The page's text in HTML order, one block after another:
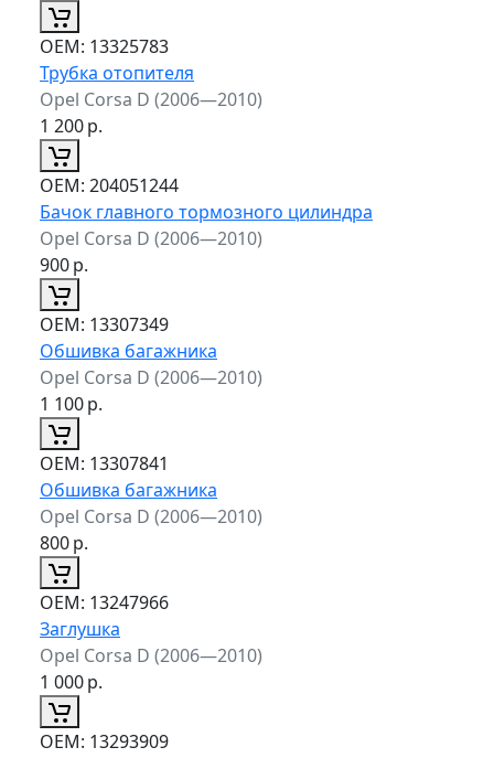
ОЕМ: 13325783
Трубка отопителя
Opel Corsa D (2006—2010)
1 200р.
ОЕМ: 204051244
Бачок главного тормозного цилиндра
Opel Corsa D (2006—2010)
900р.
ОЕМ: 13307349
Обшивка багажника
Opel Corsa D (2006—2010)
1 100р.
ОЕМ: 13307841
Обшивка багажника
Opel Corsa D (2006—2010)
800р.
ОЕМ: 13247966
Заглушка
Opel Corsa D (2006—2010)
1 000р.
ОЕМ: 13293909